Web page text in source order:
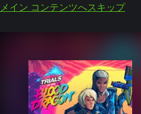
メイン コンテンツへスキップ